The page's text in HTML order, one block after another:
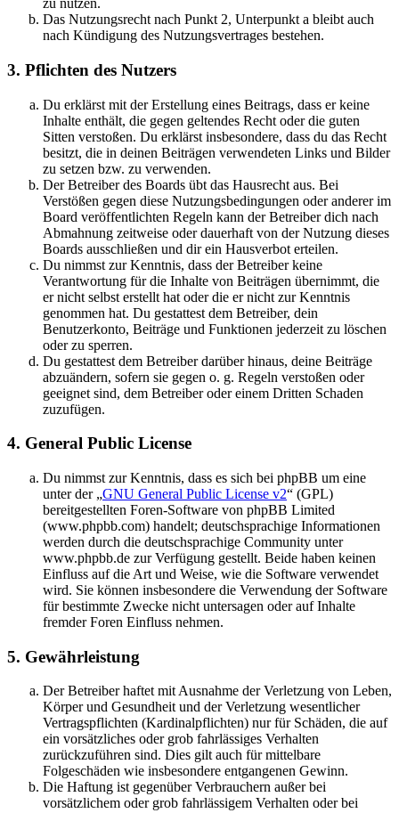
zu nutzen.
Das Nutzungsrecht nach Punkt 2, Unterpunkt a bleibt auch
nach Kündigung des Nutzungsvertrages bestehen.
3. Pflichten des Nutzers
Du erklärst mit der Erstellung eines Beitrags, dass er keine
Inhalte enthält, die gegen geltendes Recht oder die guten
Sitten verstoßen. Du erklärst insbesondere, dass du das Recht
besitzt, die in deinen Beiträgen verwendeten Links und Bilder
zu setzen bzw. zu verwenden.
Der Betreiber des Boards übt das Hausrecht aus. Bei
Verstößen gegen diese Nutzungsbedingungen oder anderer im
Board veröffentlichten Regeln kann der Betreiber dich nach
Abmahnung zeitweise oder dauerhaft von der Nutzung dieses
Boards ausschließen und dir ein Hausverbot erteilen.
Du nimmst zur Kenntnis, dass der Betreiber keine
Verantwortung für die Inhalte von Beiträgen übernimmt, die
er nicht selbst erstellt hat oder die er nicht zur Kenntnis
genommen hat. Du gestattest dem Betreiber, dein
Benutzerkonto, Beiträge und Funktionen jederzeit zu löschen
oder zu sperren.
Du gestattest dem Betreiber darüber hinaus, deine Beiträge
abzuändern, sofern sie gegen o. g. Regeln verstoßen oder
geeignet sind, dem Betreiber oder einem Dritten Schaden
zuzufügen.
4. General Public License
Du nimmst zur Kenntnis, dass es sich bei phpBB um eine
unter der „GNU General Public License v2“ (GPL)
bereitgestellten Foren-Software von phpBB Limited
(www.phpbb.com) handelt; deutschsprachige Informationen
werden durch die deutschsprachige Community unter
www.phpbb.de zur Verfügung gestellt. Beide haben keinen
Einfluss auf die Art und Weise, wie die Software verwendet
wird. Sie können insbesondere die Verwendung der Software
für bestimmte Zwecke nicht untersagen oder auf Inhalte
fremder Foren Einfluss nehmen.
5. Gewährleistung
Der Betreiber haftet mit Ausnahme der Verletzung von Leben,
Körper und Gesundheit und der Verletzung wesentlicher
Vertragspflichten (Kardinalpflichten) nur für Schäden, die auf
ein vorsätzliches oder grob fahrlässiges Verhalten
zurückzuführen sind. Dies gilt auch für mittelbare
Folgeschäden wie insbesondere entgangenen Gewinn.
Die Haftung ist gegenüber Verbrauchern außer bei
vorsätzlichem oder grob fahrlässigem Verhalten oder bei